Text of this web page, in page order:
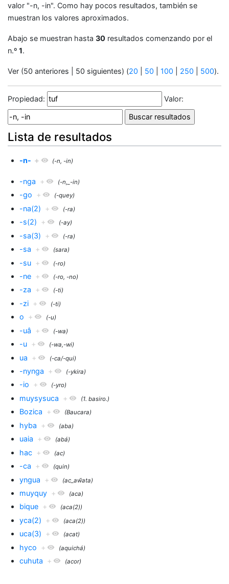
valor "-n, -in". Como hay pocos resultados, también se
muestran los valores aproximados.
Abajo se muestran hasta 30 resultados comenzando por el
n.º 1.
Ver (50 anteriores | 50 siguientes) (20 50 100 250 500).
Propiedad: Valor:
Lista de resultados
-n- + (-n, -in)
-nga + (-n,_-in)
-go + (-quey)
-na(2) + (-ra)
-s(2) + (-ay)
-sa(3) + (-ra)
-sa + (sara)
-su + (-ro)
-ne + (-ro, -no)
-za + (-ti)
-zi + (-ti)
o + (-u)
-uâ + (-wa)
-u + (-wa,-wi)
ua + (-ca/-qui)
-nynga + (-ykira)
-io + (-yro)
muysysuca + (1. basiro.)
Bozica + (Baucara)
hyba + (aba)
uaia + (abá)
hac + (ac)
-ca + (quin)
yngua + (ac_aw̃ata)
muyquy + (aca)
bique + (aca(2))
yca(2) + (aca(2))
uca(3) + (acat)
hyco + (aquichá)
cuhuta + (acor)